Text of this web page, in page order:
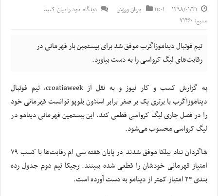
۱۳۹۸/۰۱/۳۱ ۱۱:۰۱ جهان ورزش
دیدگاه خود را بیان کنید
منبع: ۷۱۴۶۰
تیم فوتبال دیناموزاگرب موفق شد برای بیستمین بار قهرمانی در
رقابت‌های لیگ کرواسی را به دست بیاورد.
به گزارش کسب و کار نیوز و به نقل از croatiaweek، تیم فوتبال
دیناموزاگرب با برتری یک بر صفر برابراسلاونبلوپوتوانست قهرمانی خود
را در فصل جاری لیگ کرواسی قطعی کند. این بیستمین قهرمانیدینامودر
لیگ کرواسی محسوب می‌شود.
شاگرداننناد بیلکا
موفق شدند در پایان هفته سی ام رقابت‌ها با کسب ۷۹
امتیاز قهرمانی خودشان را قطعی شده ببینند. رجیکا تیم دوم جدول رده
بندی ۲۳ امتیاز کمتر از
دیناموبه دست آورده است.